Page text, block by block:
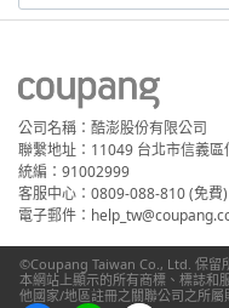
公司名稱：酷澎股份有限公司
聯繫地址：11049 台北市信義
統編：91002999
客服中心：0809-088-810 (免
電子郵件：
©Coupang Taiwan Co., Ltd. 保留
本網站上顯示的所有商標、標誌和
他國家/地區註冊之關聯公司之所屬